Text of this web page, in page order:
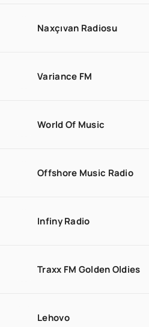
Naxçıvan Radiosu
Variance FM
World Of Music
Offshore Music Radio
Infiny Radio
Traxx FM Golden Oldies
Lehovo